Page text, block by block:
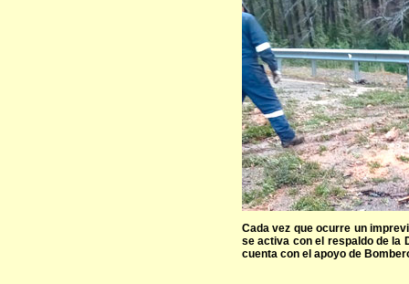
Cada vez que ocurre un
se activa con el respaldo de la
cuenta con el apoyo de